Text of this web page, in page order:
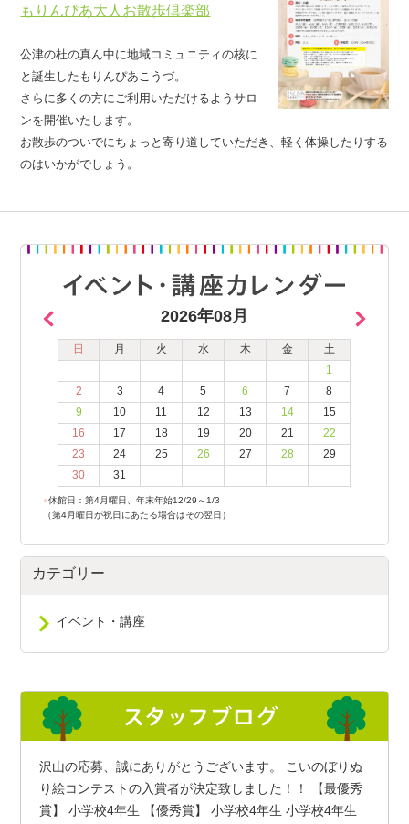
もりんぴあ大人お散歩倶楽部
公津の杜の真ん中に地域コミュニティの核に
と誕生したもりんぴあこうづ。
さらに多くの方にご利用いただけるようサロ
ンを開催いたします。
お散歩のついでにちょっと寄り道していただき、軽く体操したりする
のはいかがでしょう。
2026年08月
日 月 火 水 木 金
土
1
2
3 4 5 6 7
8
9
10 11 12 13 14
15
16
17 18 19 20 21
22
23
24 25 26 27 28
29
30
31
●休館日：第4月曜日、年末年始12/29～1/3
（第4月曜日が祝日にあたる場合はその翌日）
カテゴリー
イベント・講座
沢山の応募、誠にありがとうございます。 こいのぼりぬ
り絵コンテストの入賞者が決定致しました！！ 【最優秀
賞】 小学校4年生 【優秀賞】 小学校4年生 小学校4年生